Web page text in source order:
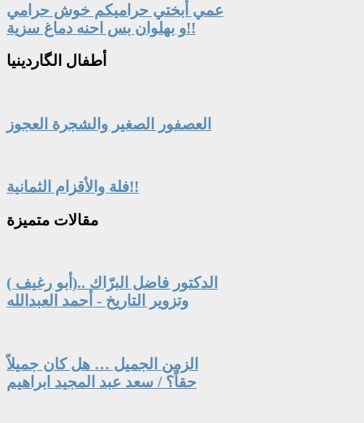
عمي أبختي حراميكم خوش حرامي
و بهلوان بس احنه دماغ سزية!!
أطفال الگاردينيا
العصفور الصغير والشجرة العجوز
فلة والأقزام الثمانية!!
مقالات متميزة
الدكتور فاضل البرّاك ..(أبو رغيف )
وتزوير التاريخ - أحمد العبدالله
الزمن الجميل … هل كان جميلاً
حقاً؟ / سعد عبد المجيد ابراهيم